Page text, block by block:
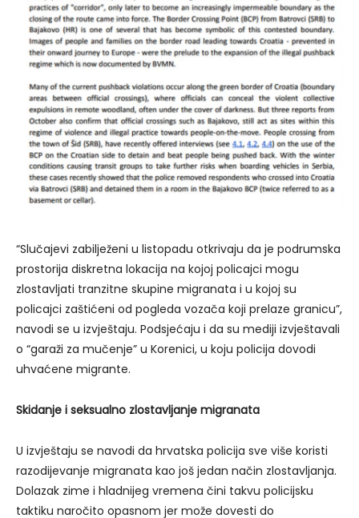
“Slučajevi zabilježeni u listopadu otkrivaju da je podrumska
prostorija diskretna lokacija na kojoj policajci mogu
zlostavljati tranzitne skupine migranata i u kojoj su
policajci zaštićeni od pogleda vozača koji prelaze granicu”,
navodi se u izvještaju. Podsjećaju i da su mediji izvještavali
o “garaži za mučenje” u Korenici, u koju policija dovodi
uhvaćene migrante.
Skidanje i seksualno zlostavljanje migranata
U izvještaju se navodi da hrvatska policija sve više koristi
razodijevanje migranata kao još jedan način zlostavljanja.
Dolazak zime i hladnijeg vremena čini takvu policijsku
taktiku naročito opasnom jer može dovesti do